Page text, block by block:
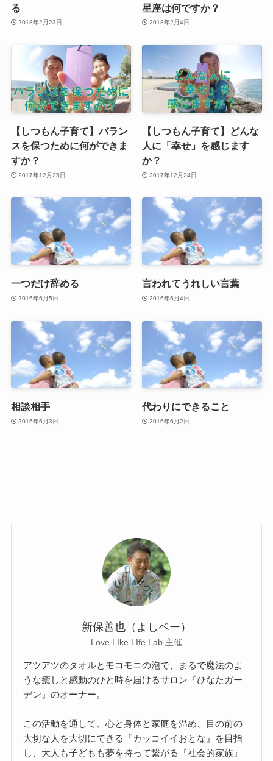
る
2018年2月23日
星座は何ですか？
2018年2月4日
【しつもん子育て】バラン
スを保つために何ができま
すか？
2017年12月25日
【しつもん子育て】どんな
人に「幸せ」を感じます
か？
2017年12月24日
一つだけ辞める
2016年6月5日
言われてうれしい言葉
2016年6月4日
相談相手
2016年6月3日
代わりにできること
2016年6月2日
新保善也（よしベー）
Love LIke LIfe Lab 主催
アツアツのタオルとモコモコの泡で、まるで魔法のよ
うな癒しと感動のひと時を届けるサロン『ひなたガー
デン』のオーナー。
この活動を通して、心と身体と家庭を温め、目の前の
大切な人を大切にできる『カッコイイおとな』を目指
し、大人も子どもも夢を持って繋がる『社会的家族』